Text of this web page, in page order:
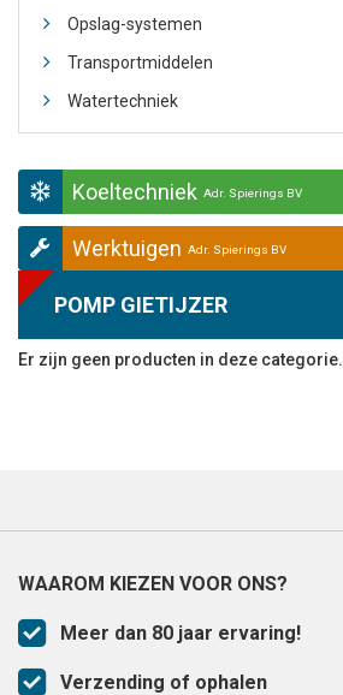
Opslag-systemen
Transportmiddelen
Watertechniek
Koeltechniek Adr. Spierings BV
Werktuigen Adr. Spierings BV
POMP GIETIJZER
Er zijn geen producten in deze categorie.
WAAROM KIEZEN VOOR ONS?
Meer dan 80 jaar ervaring!
Verzending of ophalen